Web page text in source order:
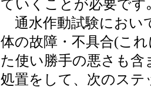
ていくことが必要です
通水作動試験におい
体の故障・不具合(こ
た使い勝手の悪さも含
処置をして、次のス